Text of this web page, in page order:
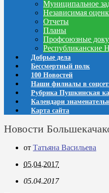
Муниципальное
Независимая
Отчеты
Планы
Профсоюзные
Республиканские
Добрые дела
Бессмертный полк
100 Новостей
Наши филиалы в
Рубрика Пушкинская
Календари
Карта сайта
Новости
от Татьяна Васильева
05.04.2017
05.04.2017